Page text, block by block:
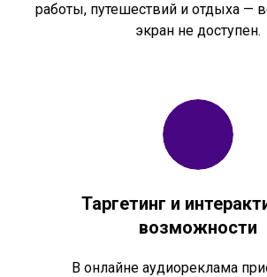
работы, путешествий и отдыха —
экран не доступен.
Таргетинг и
возможности
В онлайне аудиореклама